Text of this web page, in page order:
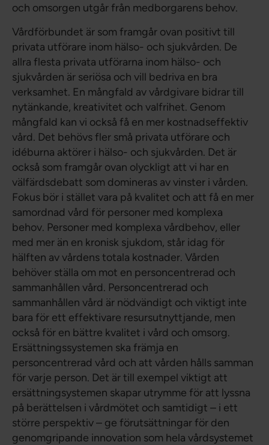
och omsorgen utgår från medborgarens behov.
Vårdförbundet är som framgår ovan positivt till
privata utförare inom hälso- och sjukvården. De
allra flesta privata utförarna inom hälso- och
sjukvården är seriösa och vill bedriva en bra
verksamhet. En mångfald av vårdgivare bidrar till
nytänkande, kreativitet och valfrihet. Genom
mångfald kan vi också få en mer kostnadseffektiv
vård. Det behövs fler små privata utförare och
idéburna aktörer i hälso- och sjukvården. Det är
också som framgår ovan olyckligt att vi har en
välfärdsdebatt som domineras av vinster i vården.
Fokus bör i stället vara på kvalitet och att få en mer
samordnad vård för personer med komplexa
behov. Personer med komplexa vårdbehov, eller
med mer än en kronisk sjukdom, står idag för
hälften av vårdens totala kostnader. Vården
behöver ställa om mot en personcentrerad och
sammanhållen vård. Personcentrerad och
sammanhållen vård är nödvändigt och viktigt inte
bara för ett effektivare resursutnyttjande, men
också för en bättre kvalitet i vård och omsorg.
Ersättningssystemen ska främja en
personcentrerad vård och att vården hålls samman
för varje person. Det är till exempel viktigt att
ersättningsystemen skapar utrymme för att lyssna
på berättelsen i vårdmötet och samtidigt – i ett
större perspektiv – ge förutsättningar för den
genomgripande innovation som hela vårdsystemet